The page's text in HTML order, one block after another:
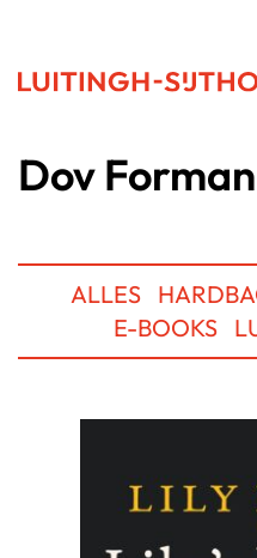
Dov Forman
ALLES
E-BOOKS